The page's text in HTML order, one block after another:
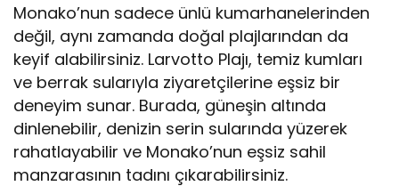
Monako’nun sadece ünlü kumarhanelerinden
değil, aynı zamanda doğal plajlarından da
keyif alabilirsiniz. Larvotto Plajı, temiz kumları
ve berrak sularıyla ziyaretçilerine eşsiz bir
deneyim sunar. Burada, güneşin altında
dinlenebilir, denizin serin sularında yüzerek
rahatlayabilir ve Monako’nun eşsiz sahil
manzarasının tadını çıkarabilirsiniz.